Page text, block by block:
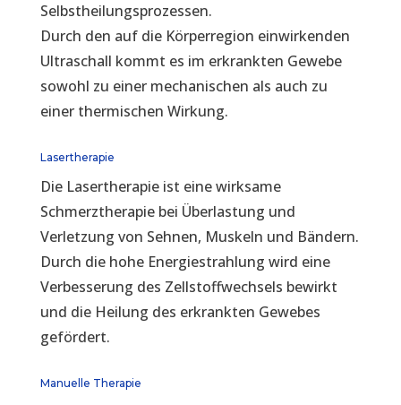
Selbstheilungsprozessen.
Durch den auf die Körperregion einwirkenden
Ultraschall kommt es im erkrankten Gewebe
sowohl zu einer mechanischen als auch zu
einer thermischen Wirkung.
Lasertherapie
Die Lasertherapie ist eine wirksame
Schmerztherapie bei Überlastung und
Verletzung von Sehnen, Muskeln und Bändern.
Durch die hohe Energiestrahlung wird eine
Verbesserung des Zellstoffwechsels bewirkt
und die Heilung des erkrankten Gewebes
gefördert.
Manuelle Therapie